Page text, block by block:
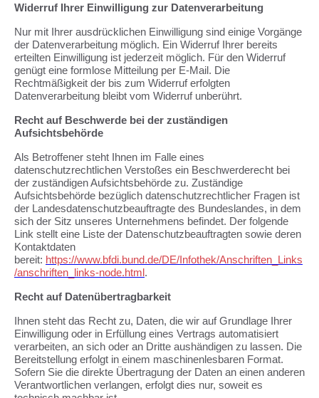
Widerruf Ihrer Einwilligung zur Datenverarbeitung
Nur mit Ihrer ausdrücklichen Einwilligung sind einige Vorgänge
der Datenverarbeitung möglich. Ein Widerruf Ihrer bereits
erteilten Einwilligung ist jederzeit möglich. Für den Widerruf
genügt eine formlose Mitteilung per E-Mail. Die
Rechtmäßigkeit der bis zum Widerruf erfolgten
Datenverarbeitung bleibt vom Widerruf unberührt.
Recht auf Beschwerde bei der zuständigen
Aufsichtsbehörde
Als Betroffener steht Ihnen im Falle eines
datenschutzrechtlichen Verstoßes ein Beschwerderecht bei
der zuständigen Aufsichtsbehörde zu. Zuständige
Aufsichtsbehörde bezüglich datenschutzrechtlicher Fragen ist
der Landesdatenschutzbeauftragte des Bundeslandes, in dem
sich der Sitz unseres Unternehmens befindet. Der folgende
Link stellt eine Liste der Datenschutzbeauftragten sowie deren
Kontaktdaten
bereit: https://www.bfdi.bund.de/DE/Infothek/Anschriften_Links
/anschriften_links-node.html.
Recht auf Datenübertragbarkeit
Ihnen steht das Recht zu, Daten, die wir auf Grundlage Ihrer
Einwilligung oder in Erfüllung eines Vertrags automatisiert
verarbeiten, an sich oder an Dritte aushändigen zu lassen. Die
Bereitstellung erfolgt in einem maschinenlesbaren Format.
Sofern Sie die direkte Übertragung der Daten an einen anderen
Verantwortlichen verlangen, erfolgt dies nur, soweit es